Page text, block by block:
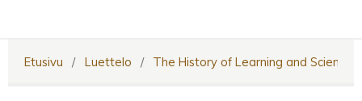
Etusivu / Luettelo / The History of Learning and Science